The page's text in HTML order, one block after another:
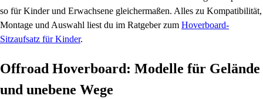
so für Kinder und Erwachsene gleichermaßen. Alles zu Kompatibilität,
Montage und Auswahl liest du im Ratgeber zum Hoverboard-
Sitzaufsatz für Kinder.
Offroad Hoverboard: Modelle für Gelände
und unebene Wege